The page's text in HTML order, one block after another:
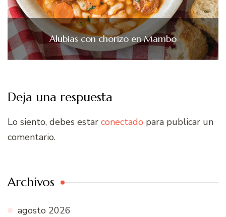
Alubias con chorizo en Mambo
Deja una respuesta
Lo siento, debes estar conectado para publicar un
comentario.
Archivos
agosto 2026